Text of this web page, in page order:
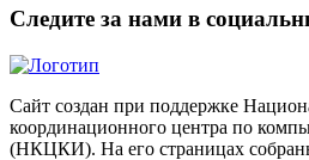
Следите за нами в
Сайт создан при поддержке
координационного центра по
(НКЦКИ). На его страницах